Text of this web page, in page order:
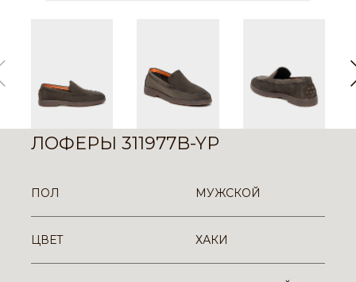
ЛОФЕРЫ 311977B-YP
ПОЛ МУЖСКОЙ
ЦВЕТ ХАКИ